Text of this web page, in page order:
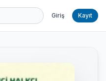
Giriş Kayıt